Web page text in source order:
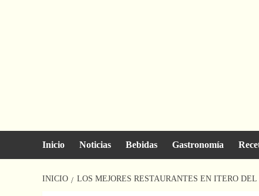
Inicio Noticias Bebidas Gastronomía
INICIO LOS MEJORES RESTAURANTES EN ITERO